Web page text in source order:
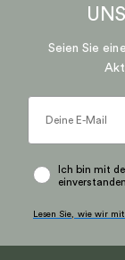
Seien Sie
Ich bin mit
Lesen Sie, wie wir